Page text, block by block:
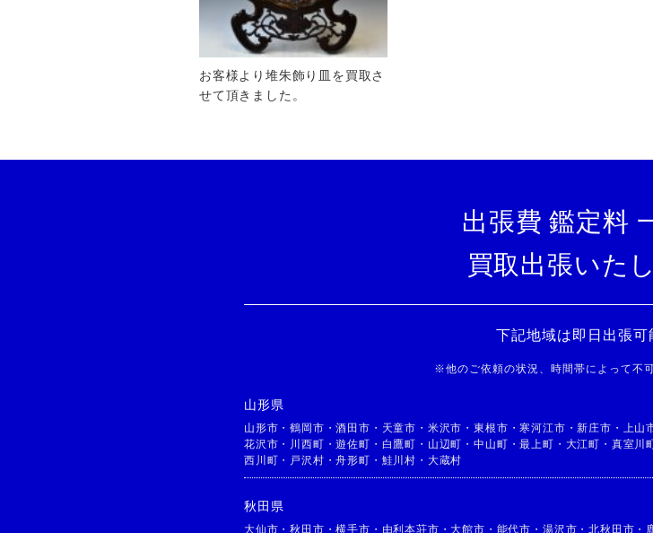
お客様より堆朱飾り皿を買取さ
せて頂きました。
出張費 鑑定料
買取出張いた
下記地域は即日出張可
※他のご依頼の状況、時間帯によって不
山形県
山形市 ・鶴岡市 ・酒田市 ・ 天童市 ・ 米沢市 ・東根市 ・寒河江市 ・新庄市 ・ 上山
花沢市 ・ 川西町 ・遊佐町 ・ 白鷹町 ・ 山辺町 ・中山町 ・最上町 ・ 大江町 ・ 真室川
西川町 ・ 戸沢村 ・舟形町 ・ 鮭川村 ・ 大蔵村
秋田県
大仙市 ・秋田市 ・横手市 ・ 由利本荘市 ・大館市 ・ 能代市 ・ 湯沢市 ・北秋田市 ・